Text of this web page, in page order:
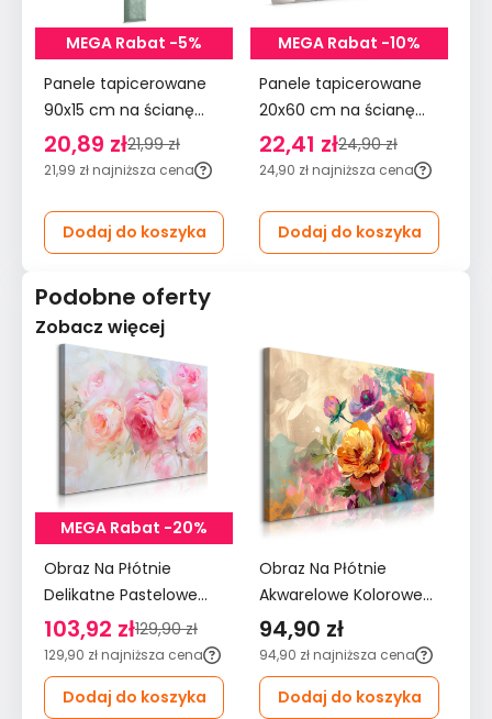
MEGA Rabat -5%
Panele tapicerowane
90x15 cm na ścianę
wezgłowie miętowy
20,89 zł21,99 zł
21,99 zł najniższa cena
Dodaj do koszyka
MEGA Rabat -10%
Panele tapicerowane
20x60 cm na ścianę
płotek wezgłowie
kremowy
22,41 zł24,90 zł
24,90 zł najniższa cena
Dodaj do koszyka
Podobne oferty
Zobacz więcej
MEGA Rabat -20%
Obraz Na Płótnie
Delikatne Pastelowe
Różowe Kwiaty 120x80
Do Salonu
103,92 zł129,90 zł
129,90 zł najniższa cena
Dodaj do koszyka
Obraz Na Płótnie
Akwarelowe Kolorowe
Kwiaty 90x60 Natura
do Salonu
94,90 zł
94,90 zł najniższa cena
Dodaj do koszyka